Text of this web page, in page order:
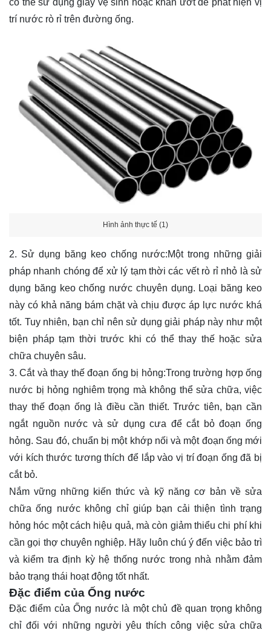
có thể sử dụng giấy vệ sinh hoặc khăn ướt để phát hiện vị
trí nước rò rỉ trên đường ống.
Hình ảnh thực tế (1)
2. Sử dụng băng keo chống nước:Một trong những giải
pháp nhanh chóng để xử lý tạm thời các vết rò rỉ nhỏ là sử
dụng băng keo chống nước chuyên dụng. Loại băng keo
này có khả năng bám chặt và chịu được áp lực nước khá
tốt. Tuy nhiên, bạn chỉ nên sử dụng giải pháp này như một
biện pháp tạm thời trước khi có thể thay thế hoặc sửa
chữa chuyên sâu.
3. Cắt và thay thế đoạn ống bị hỏng:Trong trường hợp ống
nước bị hỏng nghiêm trọng mà không thể sửa chữa, việc
thay thế đoạn ống là điều cần thiết. Trước tiên, bạn cần
ngắt nguồn nước và sử dụng cưa để cắt bỏ đoạn ống
hỏng. Sau đó, chuẩn bị một khớp nối và một đoạn ống mới
với kích thước tương thích để lắp vào vị trí đoạn ống đã bị
cắt bỏ.
Nắm vững những kiến thức và kỹ năng cơ bản về sửa
chữa ống nước không chỉ giúp bạn cải thiện tình trạng
hỏng hóc một cách hiệu quả, mà còn giảm thiểu chi phí khi
cần gọi thợ chuyên nghiệp. Hãy luôn chú ý đến việc bảo trì
và kiểm tra định kỳ hệ thống nước trong nhà nhằm đảm
bảo trạng thái hoạt động tốt nhất.
Đặc điểm của Ống nước
Đặc điểm của Ống nước là một chủ đề quan trọng không
chỉ đối với những người yêu thích công việc sửa chữa